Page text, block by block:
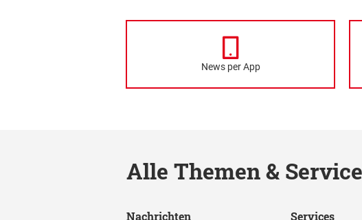
News per App
Alle Themen &
Nachrichten Services